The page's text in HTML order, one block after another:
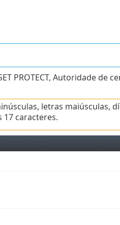
PROTECT, Autoridade de
letras maiúsculas,
17 caracteres.